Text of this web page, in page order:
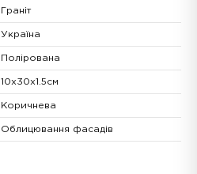
Граніт
Україна
Полірована
10х30х1.5см
Коричнева
Облицювання фасадів